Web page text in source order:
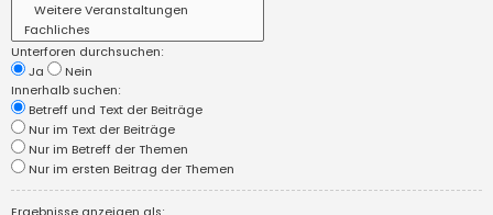
Unterforen durchsuchen:
Ja
Nein
Innerhalb suchen:
Betreff und Text der Beiträge
Nur im Text der Beiträge
Nur im Betreff der Themen
Nur im ersten Beitrag der Themen